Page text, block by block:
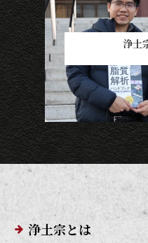
浄土
メインメニュー
浄土宗とは